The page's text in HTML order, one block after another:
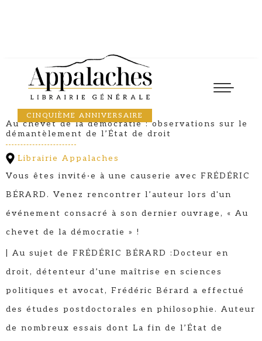
CINQUIÈME ANNIVERSAIRE
Causerie
February 2026 17:30
FRÉDÉRIC BÉRARD
Au chevet de la démocratie : observations sur le
démantèlement de l’État de droit
Librairie Appalaches
Vous êtes invité·e à une causerie avec FRÉDÉRIC
BÉRARD. Venez rencontrer l’auteur lors d'un
événement consacré à son dernier ouvrage, « Au
chevet de la démocratie » !
| Au sujet de FRÉDÉRIC BÉRARD :Docteur en
droit, détenteur d’une maîtrise en sciences
politiques et avocat, Frédéric Bérard a effectué
des études postdoctorales en philosophie. Auteur
de nombreux essais dont La fin de l’État de